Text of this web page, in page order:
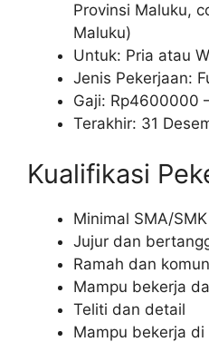
Provinsi Maluku,
Maluku)
Untuk: Pria atau
Jenis Pekerjaan:
Gaji: Rp4600000
Terakhir: 31
Kualifikasi
Minimal SMA/SMK
Jujur dan
Ramah dan
Mampu bekerja
Teliti dan detail
Mampu bekerja